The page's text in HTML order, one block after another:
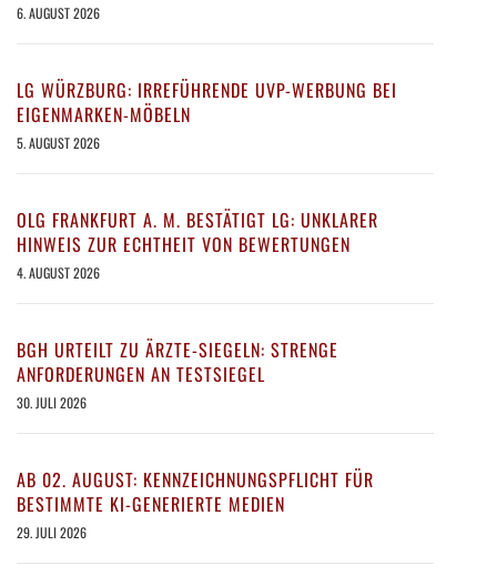
6. AUGUST 2026
LG WÜRZBURG: IRREFÜHRENDE UVP-WERBUNG BEI
EIGENMARKEN-MÖBELN
5. AUGUST 2026
OLG FRANKFURT A. M. BESTÄTIGT LG: UNKLARER
HINWEIS ZUR ECHTHEIT VON BEWERTUNGEN
4. AUGUST 2026
BGH URTEILT ZU ÄRZTE-SIEGELN: STRENGE
ANFORDERUNGEN AN TESTSIEGEL
30. JULI 2026
AB 02. AUGUST: KENNZEICHNUNGSPFLICHT FÜR
BESTIMMTE KI-GENERIERTE MEDIEN
29. JULI 2026